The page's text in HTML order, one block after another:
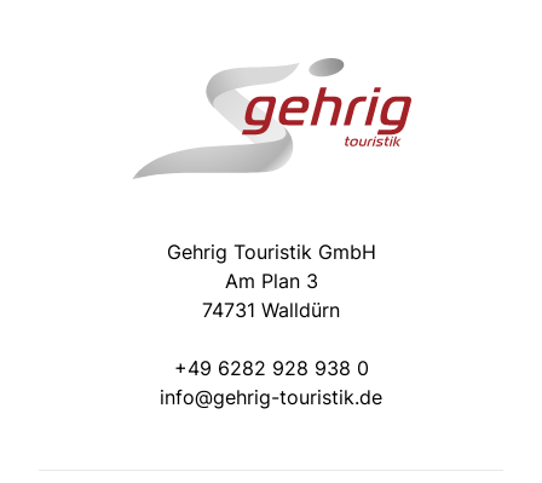
Gehrig Touristik GmbH
Am Plan 3
74731 Walldürn
+49 6282 928 938 0
info@gehrig-touristik.de